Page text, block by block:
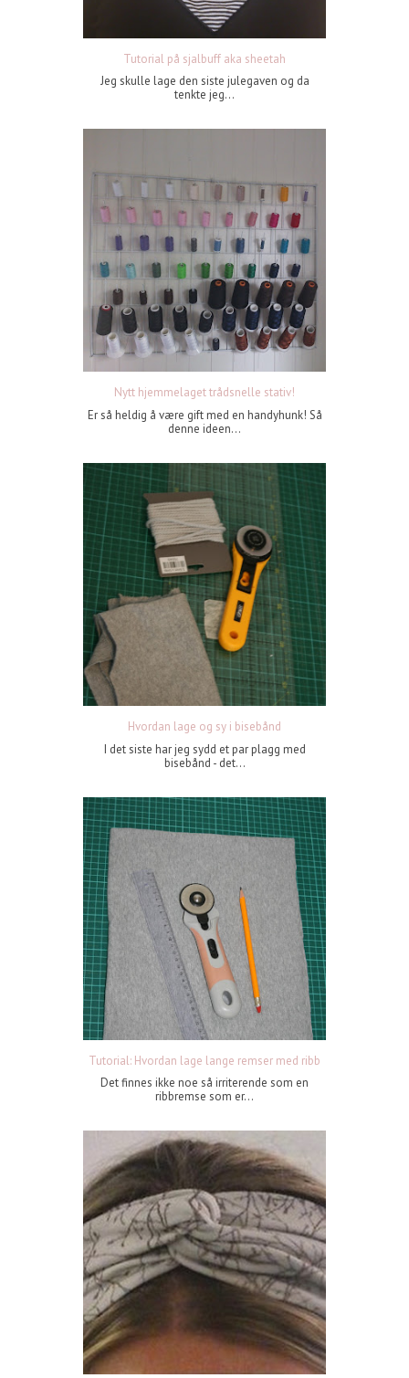
Tutorial på sjalbuff aka sheetah
Jeg skulle lage den siste julegaven og da
tenkte jeg...
Nytt hjemmelaget trådsnelle stativ!
Er så heldig å være gift med en handyhunk! Så
denne ideen...
Hvordan lage og sy i bisebånd
I det siste har jeg sydd et par plagg med
bisebånd - det...
Tutorial: Hvordan lage lange remser med ribb
Det finnes ikke noe så irriterende som en
ribbremse som er...